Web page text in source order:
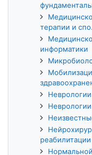
терапии и
информатики
Неврологии
реабилитации